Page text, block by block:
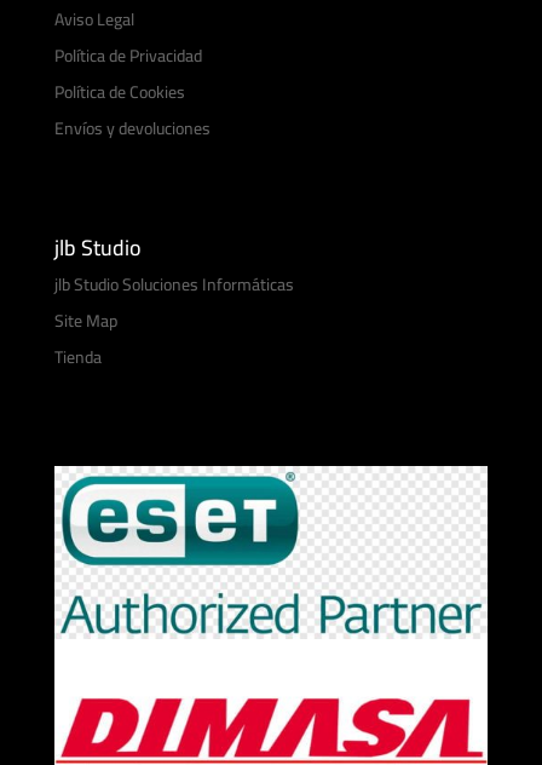
Aviso Legal
Política de Privacidad
Política de Cookies
Envíos y devoluciones
jlb Studio
jlb Studio Soluciones Informáticas
Site Map
Tienda